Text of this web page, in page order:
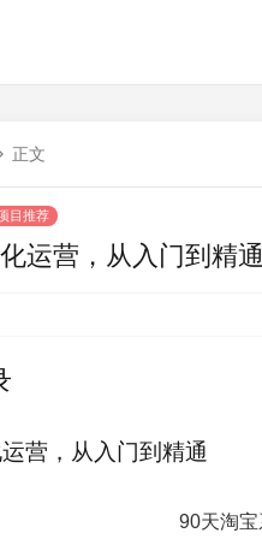
正文
目推荐
运营，从入门到精通
营，从入门到精通